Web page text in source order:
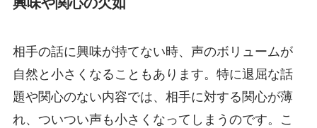
相手の話に興味が持てない時、声のボリュームが
自然と小さくなることもあります。特に退屈な話
題や関心のない内容では、相手に対する関心が薄
れ、ついつい声も小さくなってしまうのです。こ